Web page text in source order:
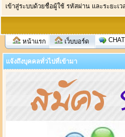
เข้าสู่ระบบด้วยชื่อผู้ใช้ รหัสผ่าน และระยะเ
หน้าแรก เว็บบอร์ด
แจ้งถึงบุคคลทั่วไปที่เข้ามา